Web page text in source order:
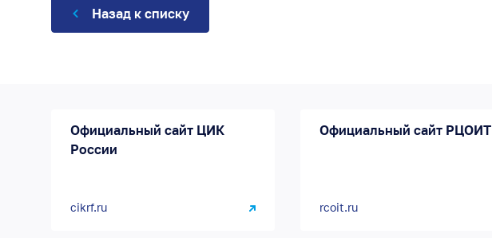
Назад к списку
Официальный сайт ЦИК
России
cikrf.ru
Официальный сайт РЦОИТ
rcoit.ru